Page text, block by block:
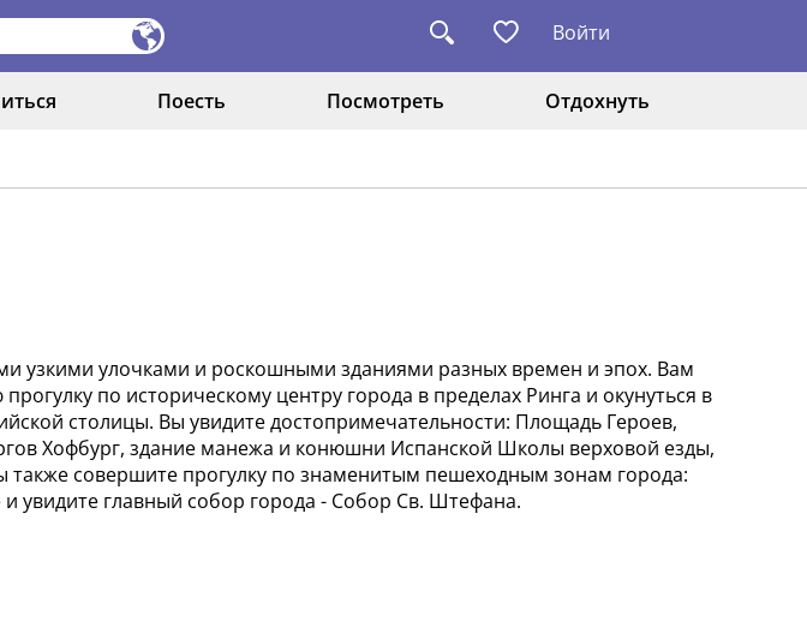
Войти
Поесть Посмотреть Отдохнуть
узкими улочками и роскошными зданиями разных времен и эпох. Вам
по историческому центру города в пределах Ринга и окунуться в
столицы. Вы увидите достопримечательности: Площадь Героев,
Хофбург, здание манежа и конюшни Испанской Школы верховой езды,
также совершите прогулку по знаменитым пешеходным зонам города:
увидите главный собор города - Собор Св. Штефана.